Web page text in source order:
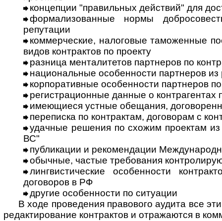
концепции "правильных действий" для
формализованные нормы
репутации
коммерческие, налоговые таможенные
видов контрактов по проекту
разница менталитетов партнеров по
национальные особенности партнеров из
корпоративные особенности партнеров
регистрационные данные о контрагентах
имеющиеся устные обещания,
переписка по контрактам, договорам с
удачные решения по схожим проектам
ВС"
публикации и рекомендации
обычные, частые требования
лингвистические особенности
договоров в РФ
другие особенности по ситуации
В ходе проведения правового аудита все
редактирование контрактов и отражаются в